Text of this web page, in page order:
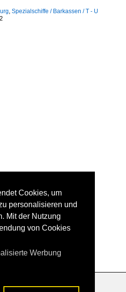
, Spezialschiffe / Barkassen / T - U
Cookies, um
personalisieren und
Mit der Nutzung
von Cookies
Werbung